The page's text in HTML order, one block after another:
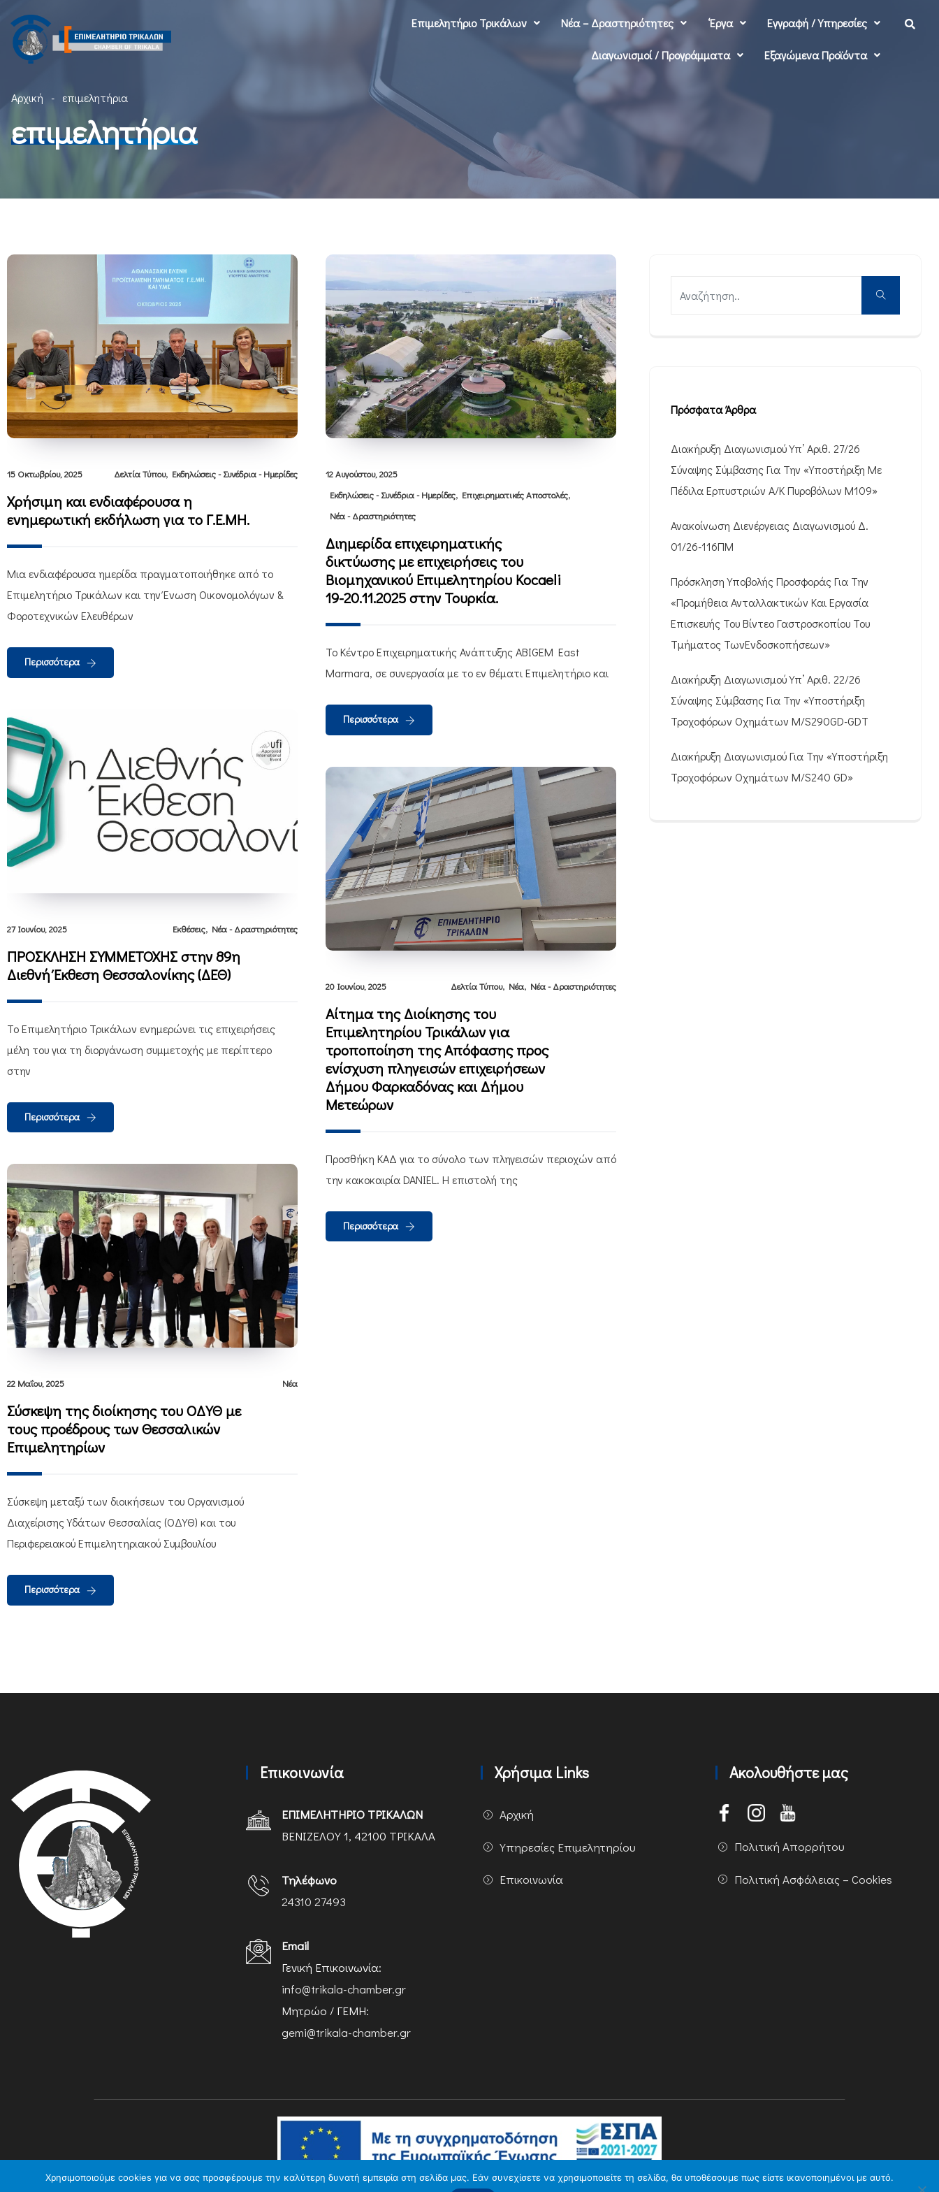
Επιμελητήριο Τρικάλων Νέα – Δραστηριότητες ‘Εργα Εγγραφή / Υπηρεσίες
Διαγωνισμοί / Προγράμματα Εξαγώμενα Προϊόντα
Αρχική επιμελητήρια
επιμελητήρια
15 Οκτωβρίου, 2025 Δελτία Τύπου, Εκδηλώσεις - Συνέδρια - Ημερίδες
Χρήσιμη και ενδιαφέρουσα η
ενημερωτική εκδήλωση για το Γ.Ε.ΜΗ.
Μια ενδιαφέρουσα ημερίδα πραγματοποιήθηκε από το
Επιμελητήριο Τρικάλων και την Ένωση Οικονομολόγων &
Φοροτεχνικών Ελευθέρων
Περισσότερα
12 Αυγούστου, 2025
Εκδηλώσεις - Συνέδρια - Ημερίδες, Επιχειρηματικές Αποστολές,
Νέα - Δραστηριότητες
Διημερίδα επιχειρηματικής
δικτύωσης με επιχειρήσεις του
Βιομηχανικού Επιμελητηρίου Κocaeli
19-20.11.2025 στην Τουρκία.
Το Κέντρο Επιχειρηματικής Ανάπτυξης ABIGEM East
Marmara, σε συνεργασία με το εν θέματι Επιμελητήριο και
Περισσότερα
27 Ιουνίου, 2025 Εκθέσεις, Νέα - Δραστηριότητες
ΠΡΟΣΚΛΗΣΗ ΣΥΜΜΕΤΟΧΗΣ στην 89η
Διεθνή Έκθεση Θεσσαλονίκης (ΔΕΘ)
Το Επιμελητήριο Τρικάλων ενημερώνει τις επιχειρήσεις
μέλη του για τη διοργάνωση συμμετοχής με περίπτερο
στην
Περισσότερα
20 Ιουνίου, 2025 Δελτία Τύπου, Νέα, Νέα - Δραστηριότητες
Αίτημα της Διοίκησης του
Επιμελητηρίου Τρικάλων για
τροποποίηση της Απόφασης προς
ενίσχυση πληγεισών επιχειρήσεων
Δήμου Φαρκαδόνας και Δήμου
Μετεώρων
Προσθήκη ΚΑΔ για το σύνολο των πληγεισών περιοχών από
την κακοκαιρία DANIEL. Η επιστολή της
Περισσότερα
22 Μαΐου, 2025 Νέα
Σύσκεψη της διοίκησης του ΟΔΥΘ με
τους προέδρους των Θεσσαλικών
Επιμελητηρίων
Σύσκεψη μεταξύ των διοικήσεων του Οργανισμού
Διαχείρισης Υδάτων Θεσσαλίας (ΟΔΥΘ) και του
Περιφερειακού Επιμελητηριακού Συμβουλίου
Περισσότερα
Πρόσφατα Άρθρα
Διακήρυξη Διαγωνισμού Υπ’ Αριθ. 27/26
Σύναψης Σύμβασης Για Την «Υποστήριξη Με
Πέδιλα Ερπυστριών Α/Κ Πυροβόλων M109»
Ανακοίνωση Διενέργειας Διαγωνισμού Δ.
01/26-116ΠΜ
Πρόσκληση Υποβολής Προσφοράς Για Την
«Προμήθεια Ανταλλακτικών Και Εργασία
Επισκευής Του Βίντεο Γαστροσκοπίου Του
Τμήματος ΤωνΕνδοσκοπήσεων»
Διακήρυξη Διαγωνισμού Υπ’ Αριθ. 22/26
Σύναψης Σύμβασης Για Την «Υποστήριξη
Τροχοφόρων Οχημάτων M/S290GD-GDT
Διακήρυξη Διαγωνισμού Για Την «Υποστήριξη
Τροχοφόρων Οχημάτων M/S240 GD»
Επικοινωνία
ΕΠΙΜΕΛΗΤΗΡΙΟ ΤΡΙΚΑΛΩΝ
ΒΕΝΙΖΕΛΟΥ 1, 42100 ΤΡΙΚΑΛΑ
Τηλέφωνο
24310 27493
Email
Γενική Επικοινωνία:
info@trikala-chamber.gr
Μητρώο / ΓΕΜΗ:
gemi@trikala-chamber.gr
Χρήσιμα Links
Αρχική
Υπηρεσίες Επιμελητηρίου
Επικοινωνία
Ακολουθήστε μας
Πολιτική Απορρήτου
Πολιτική Ασφάλειας – Cookies
Χρησιμοποιούμε cookies για να σας προσφέρουμε την καλύτερη δυνατή εμπειρία στη σελίδα μας. Εάν συνεχίσετε να χρησιμοποιείτε τη σελίδα, θα υποθέσουμε πως είστε ικανοποιημένοι με αυτό.